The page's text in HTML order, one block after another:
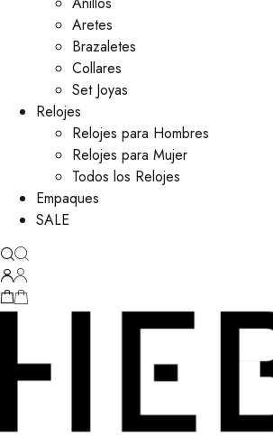
Aretes
Brazaletes
Collares
Set Joyas
Relojes
Relojes para Hombres
Relojes para Mujer
Todos los Relojes
Empaques
SALE